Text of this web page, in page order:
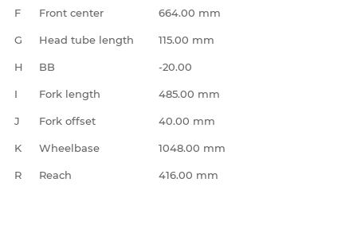
F Front center 664.00 mm
G Head tube length 115.00 mm
H BB -20.00
I Fork length 485.00 mm
J Fork offset 40.00 mm
K Wheelbase 1048.00 mm
R Reach 416.00 mm